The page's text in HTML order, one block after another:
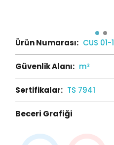
Ürün Numarası: CUS 01-1
Güvenlik Alanı: m²
Sertifikalar: TS 7941
Beceri Grafiği